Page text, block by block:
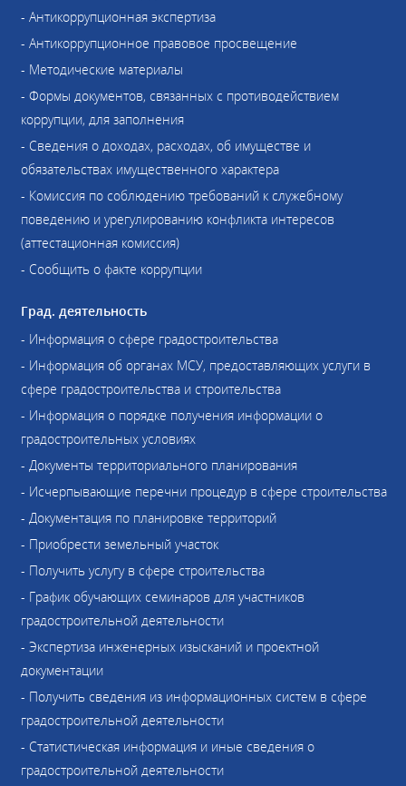
- Антикоррупционная экспертиза
- Антикоррупционное правовое просвещение
- Методические материалы
- Формы документов, связанных с противодействием
коррупции, для заполнения
- Сведения о доходах, расходах, об имуществе и
обязательствах имущественного характера
- Комиссия по соблюдению требований к служебному
поведению и урегулированию конфликта интересов
(аттестационная комиссия)
- Сообщить о факте коррупции
Град. деятельность
- Информация о сфере градостроительства
- Информация об органах МСУ, предоставляющих услуги в
сфере градостроительства и строительства
- Информация о порядке получения информации о
градостроительных условиях
- Документы территориального планирования
- Исчерпывающие перечни процедур в сфере строительства
- Документация по планировке территорий
- Приобрести земельный участок
- Получить услугу в сфере строительства
- График обучающих семинаров для участников
градостроительной деятельности
- Экспертиза инженерных изысканий и проектной
документации
- Получить сведения из информационных систем в сфере
градостроительной деятельности
- Статистическая информация и иные сведения о
градостроительной деятельности